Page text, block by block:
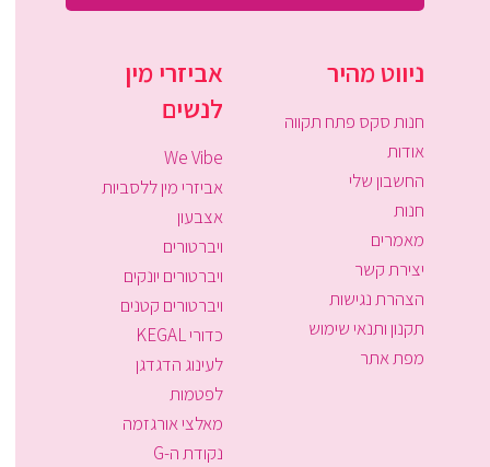
ניווט מהיר
חנות סקס פתח תקווה
אודות
החשבון שלי
חנות
מאמרים
יצירת קשר
הצהרת נגישות
תקנון ותנאי שימוש
מפת אתר
אביזרי מין
לנשים
We Vibe
אביזרי מין ללסביות
אצבעון
ויברטורים
ויברטורים יונקים
ויברטורים קטנים
כדורי KEGAL
לעינוג הדגדגן
לפטמות
מאלצי אורגזמה
נקודת ה-G